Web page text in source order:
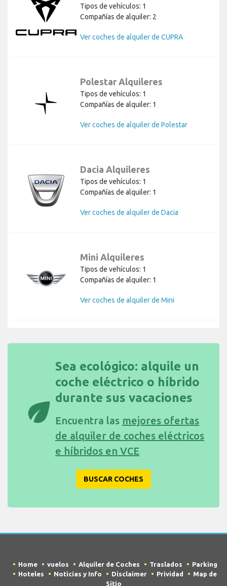
Tipos de vehículos: 1
Compañías de alquiler: 2
Ver coches de alquiler de CUPRA
Polestar Alquileres
Tipos de vehículos: 1
Compañías de alquiler: 1
Ver coches de alquiler de Polestar
Dacia Alquileres
Tipos de vehículos: 1
Compañías de alquiler: 1
Ver coches de alquiler de Dacia
Mini Alquileres
Tipos de vehículos: 1
Compañías de alquiler: 1
Ver coches de alquiler de Mini
eco
Sea ecológico: alquile un
coche eléctrico o híbrido
durante sus vacaciones
Encuentra las mejores ofertas
de alquiler de coches eléctricos
e híbridos en VCE
BUSCAR COCHES
Home vuelos Alquiler de Coches Traslados
Parking
Hoteles
Noticias y Info Disclaimer Prividad
Map de
Sitio